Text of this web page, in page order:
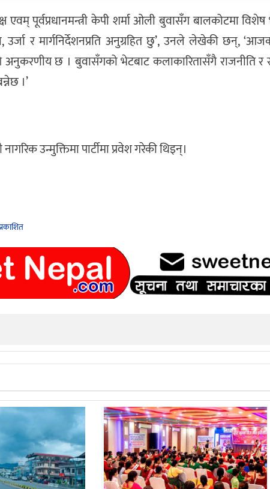
एवम् पूर्वप्रधानमन्त्री केपी शर्मा ओली बुवासँग बालकोटमा
उर्जा र मार्गनिर्देशनप्रति अनुग्रहित छु’, उनले लेखेकी छन्,
अनुकरणीय छ । बुवासँगको भेटबाट कलाकारितासँगै राजनीति
।’
उन्मुक्तिमा पार्टीमा प्रवेश गरेकी थिइन्।